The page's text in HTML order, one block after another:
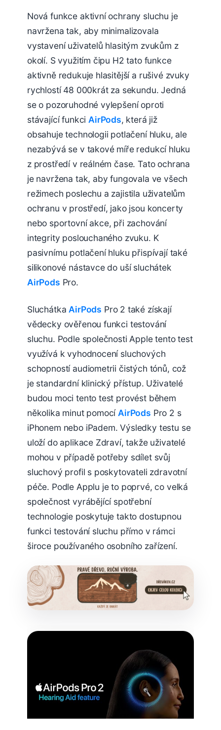
Nová funkce aktivní ochrany sluchu je
navržena tak, aby minimalizovala
vystavení uživatelů hlasitým zvukům z
okolí. S využitím čipu H2 tato funkce
aktivně redukuje hlasitější a rušivé zvuky
rychlostí 48 000krát za sekundu. Jedná
se o pozoruhodné vylepšení oproti
stávající funkci AirPods, která již
obsahuje technologii potlačení hluku, ale
nezabývá se v takové míře redukcí hluku
z prostředí v reálném čase. Tato ochrana
je navržena tak, aby fungovala ve všech
režimech poslechu a zajistila uživatelům
ochranu v prostředí, jako jsou koncerty
nebo sportovní akce, při zachování
integrity poslouchaného zvuku. K
pasivnímu potlačení hluku přispívají také
silikonové nástavce do uší sluchátek
AirPods Pro.
Sluchátka AirPods Pro 2 také získají
vědecky ověřenou funkci testování
sluchu. Podle společnosti Apple tento test
využívá k vyhodnocení sluchových
schopností audiometrii čistých tónů, což
je standardní klinický přístup. Uživatelé
budou moci tento test provést během
několika minut pomocí AirPods Pro 2 s
iPhonem nebo iPadem. Výsledky testu se
uloží do aplikace Zdraví, takže uživatelé
mohou v případě potřeby sdílet svůj
sluchový profil s poskytovateli zdravotní
péče. Podle Applu je to poprvé, co velká
společnost vyrábějící spotřební
technologie poskytuje takto dostupnou
funkci testování sluchu přímo v rámci
široce používaného osobního zařízení.